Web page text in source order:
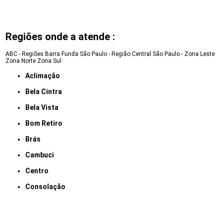
Regiões onde a atende :
ABC - Regiões Barra Funda São Paulo - Região Central São Paulo - Zona Leste
Zona Norte Zona Sul
Aclimação
Bela Cintra
Bela Vista
Bom Retiro
Brás
Cambuci
Centro
Consolação